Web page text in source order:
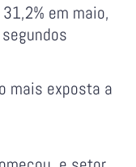
em maio,
mais exposta a